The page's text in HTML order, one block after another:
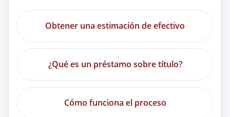
Obtener una estimación de efectivo
¿Qué es un préstamo sobre título?
Cómo funciona el proceso